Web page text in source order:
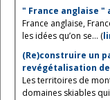
" France anglaise "
France anglaise,
les idées qu’on se... (
(Re)construire un
revégétalisation
Les territoires de
domaines skiables